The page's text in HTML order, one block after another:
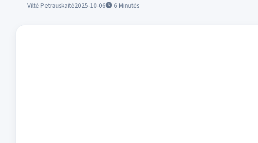
Viltė Petrauskaitė2025-10-06 6 Minutės